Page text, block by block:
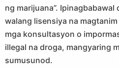
ng marijuana”. Ipinagbabawal
walang lisensiya na
mga konsultasyon o
illegal na droga, mangyaring
sumusunod.